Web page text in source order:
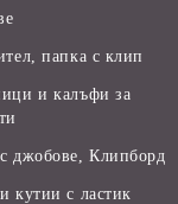
папка с клип
и калъфи за
джобове, Клипборд
кутии с ластик